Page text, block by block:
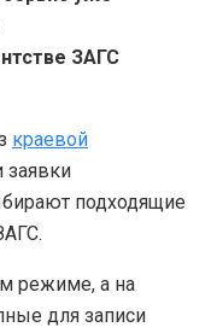
ЗАГС
краевой
заявки
подходящие
режиме, а на
для записи